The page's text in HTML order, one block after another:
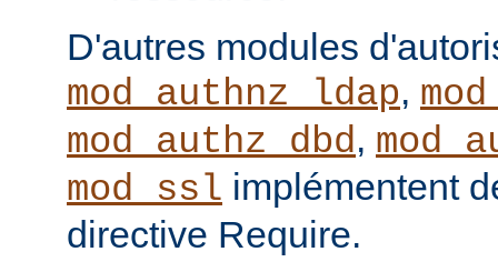
D'autres modules
mod_authnz_ldap,
mod_authz_dbd,
mod_ssl implémentent
directive Require.